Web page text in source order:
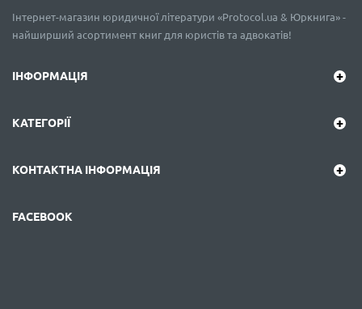
Інтернет-магазин юридичної літератури «Protocol.ua & Юркнига» -
найширший асортимент книг для юристів та адвокатів!
ІНФОРМАЦІЯ
КАТЕГОРІЇ
КОНТАКТНА ІНФОРМАЦІЯ
FACEBOOK